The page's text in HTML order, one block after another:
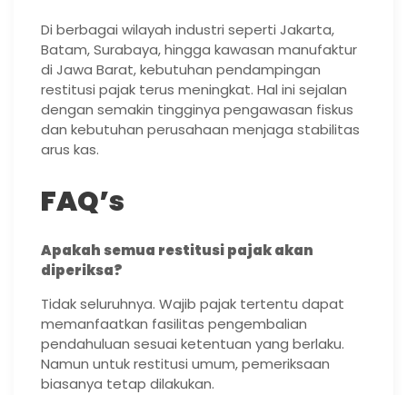
Di berbagai wilayah industri seperti Jakarta,
Batam, Surabaya, hingga kawasan manufaktur
di Jawa Barat, kebutuhan pendampingan
restitusi pajak terus meningkat. Hal ini sejalan
dengan semakin tingginya pengawasan fiskus
dan kebutuhan perusahaan menjaga stabilitas
arus kas.
FAQ’s
Apakah semua restitusi pajak akan
diperiksa?
Tidak seluruhnya. Wajib pajak tertentu dapat
memanfaatkan fasilitas pengembalian
pendahuluan sesuai ketentuan yang berlaku.
Namun untuk restitusi umum, pemeriksaan
biasanya tetap dilakukan.